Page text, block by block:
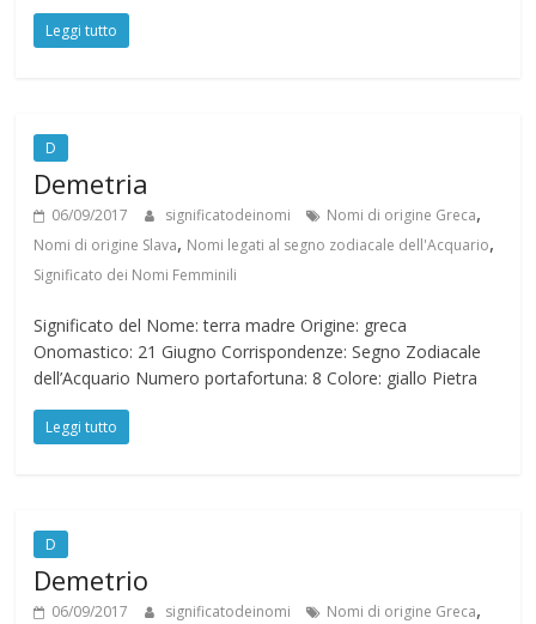
Leggi tutto
D
Demetria
06/09/2017 significatodeinomi Nomi di origine Greca,
Nomi di origine Slava, Nomi legati al segno zodiacale dell'Acquario,
Significato dei Nomi Femminili
Significato del Nome: terra madre Origine: greca
Onomastico: 21 Giugno Corrispondenze: Segno Zodiacale
dell’Acquario Numero portafortuna: 8 Colore: giallo Pietra
Leggi tutto
D
Demetrio
06/09/2017 significatodeinomi Nomi di origine Greca,